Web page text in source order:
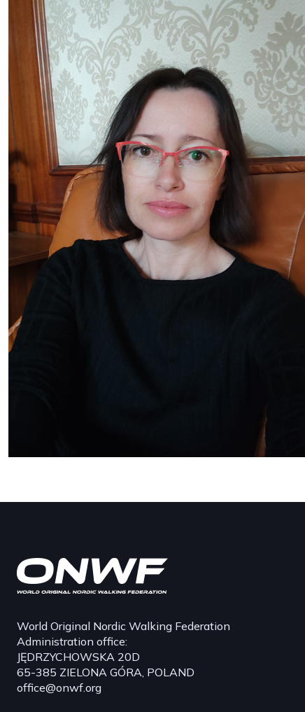
World Original Nordic Walking Federation
Administration office:
JĘDRZYCHOWSKA 20D
65-385 ZIELONA GÓRA, POLAND
office@onwf.org